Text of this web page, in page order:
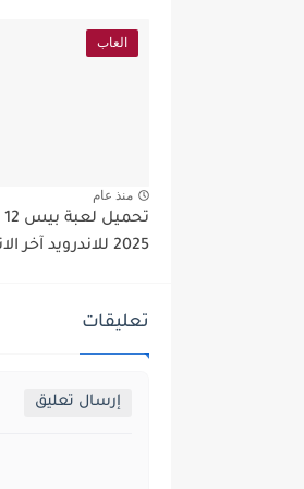
العاب
منذ عام
2025 للاندرويد آخر الانتقالات...
تعليقات
إرسال تعليق